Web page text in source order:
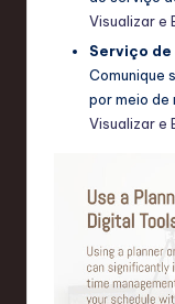
Visualizar e
Serviço
Comunique
por meio de
Visualizar e